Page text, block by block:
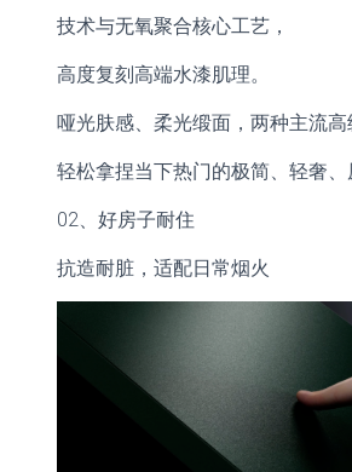
技术与无氧聚合核心工艺，
高度复刻高端水漆肌理。
哑光肤感、柔光缎面，两种主流高
轻松拿捏当下热门的极简、轻奢、
02、 好房子耐住
抗造耐脏，适配日常烟火